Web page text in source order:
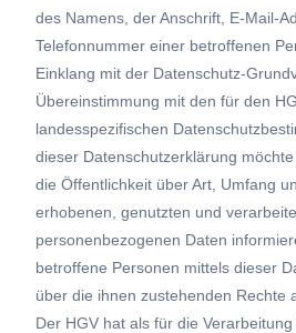
des Namens, der Anschrift, E-Mail-
Telefonnummer einer betroffenen
Einklang mit der Datenschutz-
Übereinstimmung mit den für den
landesspezifischen
dieser Datenschutzerklärung
die Öffentlichkeit über Art, Umfang
erhobenen, genutzten und
personenbezogenen Daten
betroffene Personen mittels dieser
über die ihnen zustehenden Rechte
Der HGV hat als für die